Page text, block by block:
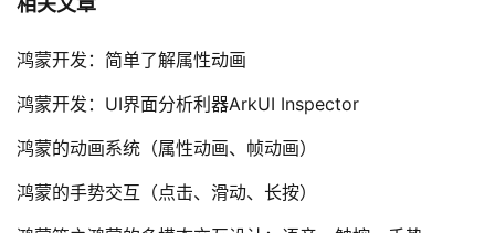
鸿蒙开发：简单了解属性动画
鸿蒙开发：UI界面分析利器ArkUI Inspector
鸿蒙的动画系统（属性动画、帧动画）
鸿蒙的手势交互（点击、滑动、长按）